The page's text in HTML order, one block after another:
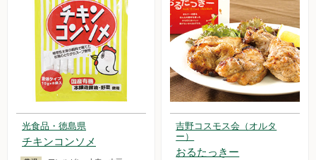
光食品・徳島県
チキンコンソメ
吉野コスモス会（オルタ
ー）
おるたっきー